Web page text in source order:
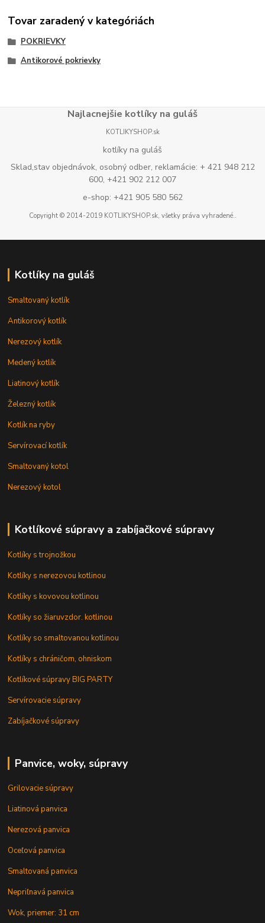
Tovar zaradený v kategóriách
POKRIEVKY
Antikorové pokrievky
Najlacnejšie kotlíky na guláš
KOTLIKYSHOP.sk
kotlíky na guláš
Sklad,stav objednávok, osobný odber, reklamácie: + 421 948 212
600, +421 902 212 007
e-shop: +421 905 580 562
Copyright © 2014-2019 KOTLIKYSHOP.sk, všetky práva vyhradené..
Kotlíky na guláš
Smaltovaný kotlík
Antikorový kotlík
Nerezový kotlík
Medený kotlík
Liatinový kotlík
Železný kotlík
Kotlík na ryby
Servírovací kotlík
Smaltovaný kotol
Nerezový kotol
Kotlíkové súpravy a zabíjačkové súpravy
Kotlíky s trojnožkou
Kotlíky s nerezovou kotlinou
Kotlíky s kovovou kotlinou
Kotlíky so žiaruvzdor. kotlinou
Kotlíky so smaltovanou kotlinou
Kotlíky s chráničom, ohniskom
Kotlíkové súpravy BIG PARTY
Servírovacie súpravy
Zabíjačkové súpravy
Panvice, woky, súpravy
Grilovacie súpravy
Liatinová panvica
Nerezová panvica
Oceľová panvica
Smaltovaná panvica
Nepriľnavá panvica
Wok, priemer: 31 cm